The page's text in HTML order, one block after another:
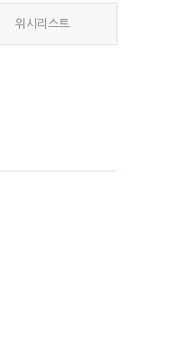
위시리스트